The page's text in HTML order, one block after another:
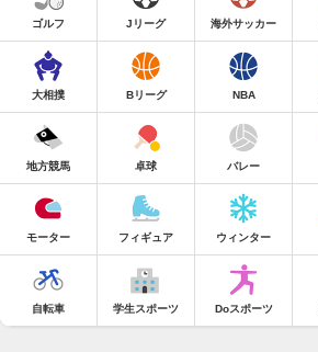
ゴルフ Jリーグ 海外サッカー
大相撲 Bリーグ NBA
地方競馬 卓球 バレー
モーター フィギュア ウィンター
自転車 学生スポーツ Doスポーツ